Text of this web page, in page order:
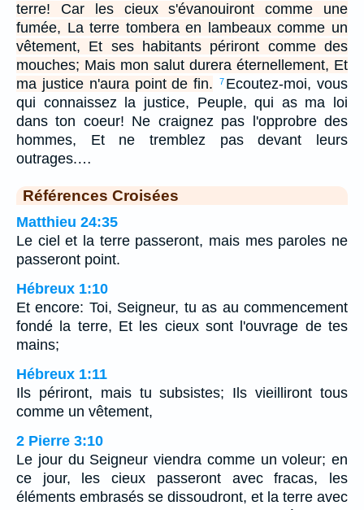
terre! Car les cieux s'évanouiront comme une
fumée, La terre tombera en lambeaux comme un
vêtement, Et ses habitants périront comme des
mouches; Mais mon salut durera éternellement, Et
ma justice n'aura point de fin.
7 Ecoutez-moi, vous
qui connaissez la justice, Peuple, qui as ma loi
dans ton coeur! Ne craignez pas l'opprobre des
hommes, Et ne tremblez pas devant leurs
outrages.…
Références Croisées
Matthieu 24:35
Le ciel et la terre passeront, mais mes paroles ne
passeront point.
Hébreux 1:10
Et encore: Toi, Seigneur, tu as au commencement
fondé la terre, Et les cieux sont l'ouvrage de tes
mains;
Hébreux 1:11
Ils périront, mais tu subsistes; Ils vieilliront tous
comme un vêtement,
2 Pierre 3:10
Le jour du Seigneur viendra comme un voleur; en
ce jour, les cieux passeront avec fracas, les
éléments embrasés se dissoudront, et la terre avec